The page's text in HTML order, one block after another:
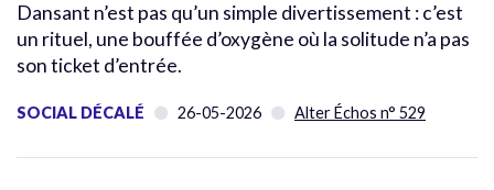
Dansant n’est pas qu’un simple divertissement : c’est
un rituel, une bouffée d’oxygène où la solitude n’a pas
son ticket d’entrée.
SOCIAL DÉCALÉ 26-05-2026 Alter Échos n° 529